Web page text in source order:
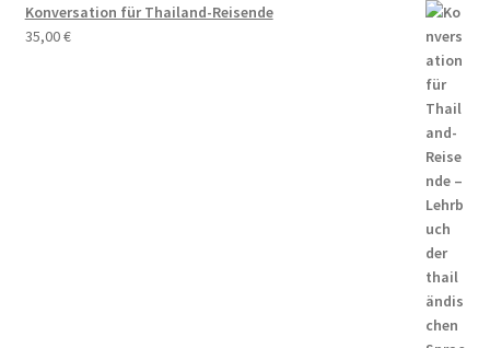
Konversation für Thailand-Reisende
35,00€